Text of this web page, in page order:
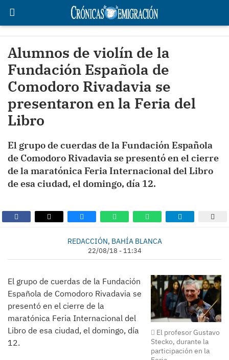
Alumnos de violín de la
Fundación Española de
Comodoro Rivadavia se
presentaron en la Feria del
Libro
El grupo de cuerdas de la Fundación Española
de Comodoro Rivadavia se presentó en el cierre
de la maratónica Feria Internacional del Libro
de esa ciudad, el domingo, día 12.
REDACCIÓN, BAHÍA BLANCA
22/08/18 - 11:34
El profesor Gustavo
Stecko, durante la
participación en la
El grupo de cuerdas de la Fundación
Española de Comodoro Rivadavia se
presentó en el cierre de la
maratónica Feria Internacional del
Libro de esa ciudad, el domingo, día
12.